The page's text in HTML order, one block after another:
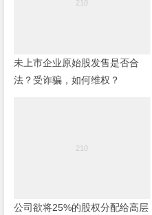
未上市企业原始股发售是否合
法？受诈骗，如何维权？
公司欲将25%的股权分配给高层